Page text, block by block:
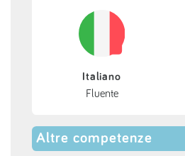
Altre competenze
Italiano
Fluente